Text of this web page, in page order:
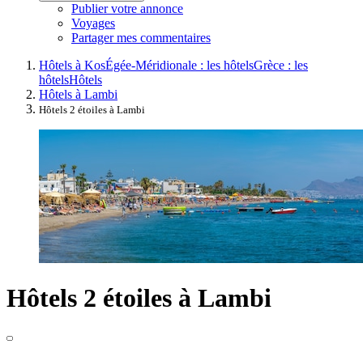
Publier votre annonce
Voyages
Partager mes commentaires
Hôtels à KosÉgée-Méridionale : les hôtelsGrèce : les
hôtelsHôtels
Hôtels à Lambi
Hôtels 2 étoiles à Lambi
Hôtels 2 étoiles à Lambi